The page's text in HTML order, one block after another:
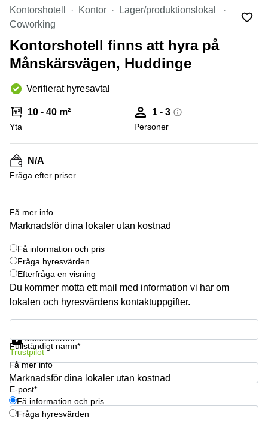
Virtuellt
kontor
Sollentuna
Vasastan
Östermalm
Malmö
Kontorshotell
Lediga
lokaler
Hisingen
Hägersten
Kontorshotell Kontor
Lager/produktionslokal
Coworking
Kontorshotell finns att hyra på
Månskärsvägen, Huddinge
Verifierat hyresavtal
10 - 40 m²
Yta
1 - 3
Personer
N/A
Fråga efter priser
Få mer info
Marknadsför dina lokaler utan kostnad
Få information och pris
Fråga hyresvärden
Efterfråga en visning
Du kommer motta ett mail med information vi har om
lokalen och hyresvärdens kontaktuppgifter.
Fullständigt namn*
E-post*
Datasäkerhet
Trustpilot
Få mer info
Marknadsför dina lokaler utan kostnad
Få information och pris
Fråga hyresvärden